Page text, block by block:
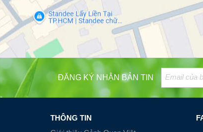
ĐĂNG KÝ NHẬN BẢN TIN
THÔNG TIN